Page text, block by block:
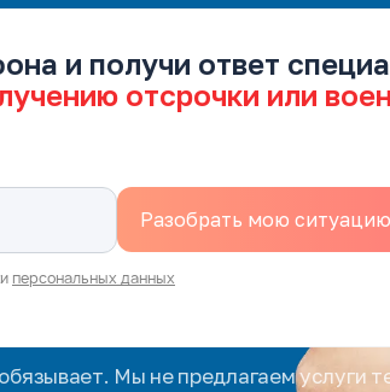
и получи ответ
отсрочки или
персональных данных
Мы не предлагаем услуги